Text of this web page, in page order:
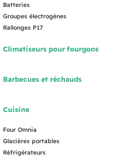
Batteries
Groupes électrogènes
Rallonges P17
Climatiseurs pour fourgons
Barbecues et réchauds
Cuisine
Four Omnia
Glacières portables
Réfrigérateurs